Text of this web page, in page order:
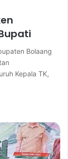
Bolaang
Kepala TK,